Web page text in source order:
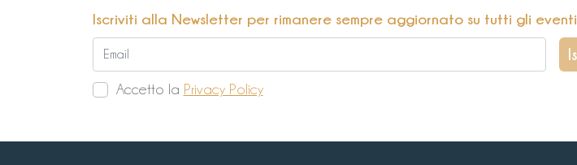
Iscriviti alla Newsletter per rimanere sempre aggiornato su tutti gli eventi
Accetto la Privacy Policy